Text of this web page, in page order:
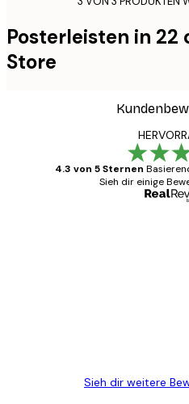
Posterleisten in 22
Store
4.3 von 5 Sternen
Sieh dir einige
Sieh dir weitere